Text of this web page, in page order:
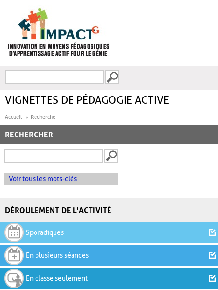
FORMULAIRE DE
VIGNETTES DE PÉDAGOGIE ACTIVE
Accueil Recherche
RECHERCHER
Voir tous les mots-clés
DÉROULEMENT DE L'ACTIVITÉ
Sporadiques
En plusieurs séances
En classe seulement